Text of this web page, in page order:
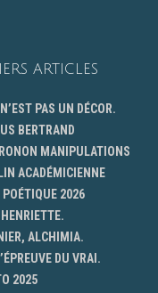
ARTICLES
PAS UN DÉCOR.
BERTRAND
MANIPULATIONS
ACADÉMICIENNE
POÉTIQUE 2026
ALCHIMIA.
DU VRAI.
2025